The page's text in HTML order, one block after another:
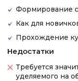
Формирование
Как для
Прохождение
Недостатки
Требуется
уделяемого на